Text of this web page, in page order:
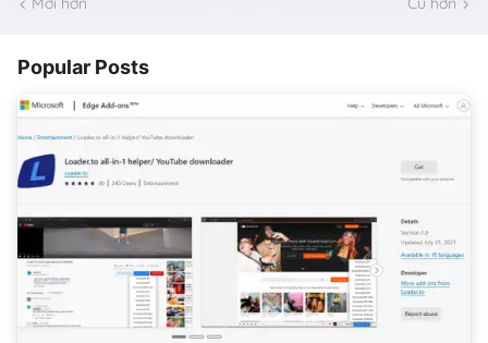
Popular Posts